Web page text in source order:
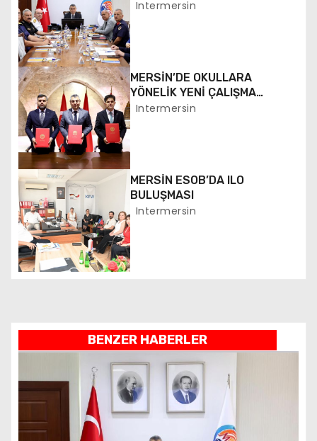
e
z
i
n
m
e
s
i
YAPILDI
Intermersin
MERSİN’DE OKULLARA
YÖNELİK YENİ ÇALIŞMA
BAŞLATILDI
Intermersin
MERSİN ESOB’DA ILO
BULUŞMASI
Intermersin
BENZER HABERLER